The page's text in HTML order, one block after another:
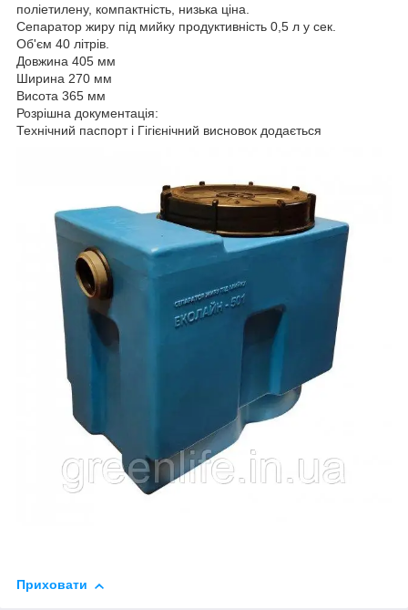
поліетилену, компактність, низька ціна.
Сепаратор жиру під мийку продуктивність 0,5 л у сек.
Об'єм 40 літрів.
Довжина 405 мм
Ширина 270 мм
Висота 365 мм
Розрішна документація:
Технічний паспорт і Гігієнічний висновок додається
Приховати